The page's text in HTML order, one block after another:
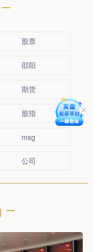
股票
邵阳
期货
股指
msg
公司